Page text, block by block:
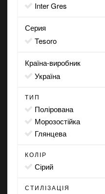
Inter Gres
Серия
Tesoro
Країна-виробник
Україна
ТИП
полірована
морозостійка
глянцева
КОЛІР
сірий
СТИЛІЗАЦІЯ